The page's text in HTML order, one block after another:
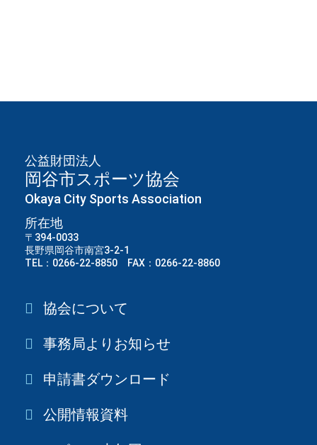
公益財団法人
岡谷市スポーツ協会
Okaya City Sports Association
所在地
〒394-0033
長野県岡谷市南宮3-2-1
TEL：0266-22-8850 FAX：0266-22-8860
協会について
事務局よりお知らせ
申請書ダウンロード
公開情報資料